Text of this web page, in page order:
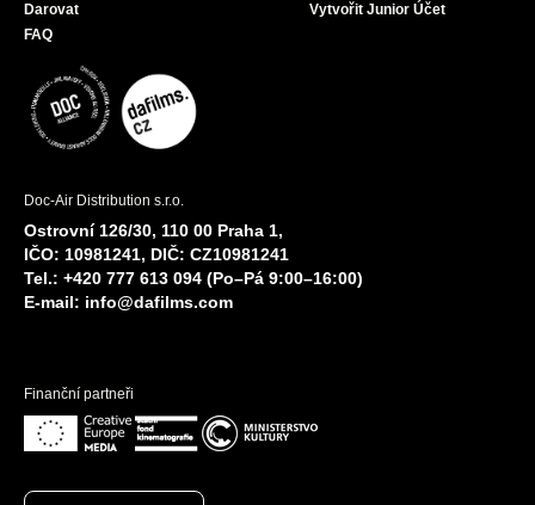
Darovat
FAQ
Vytvořit Junior Účet
Doc-Air Distribution s.r.o.
Ostrovní 126/30, 110 00 Praha 1,
IČO: 10981241, DIČ: CZ10981241
Tel.: +420 777 613 094 (Po–Pá 9:00–16:00)
E-mail: info@dafilms.com
Finanční partneři